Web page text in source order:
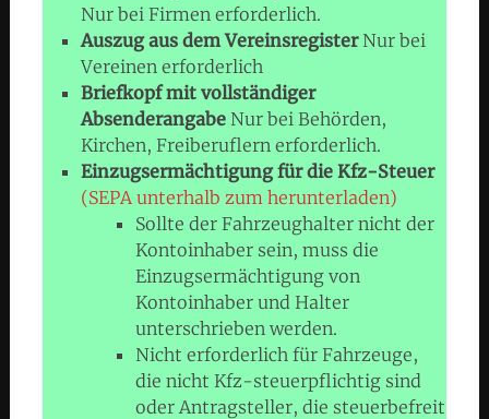
Nur bei Firmen erforderlich.
Auszug aus dem Vereinsregister Nur bei
Vereinen erforderlich
Briefkopf mit vollständiger
Absenderangabe Nur bei Behörden,
Kirchen, Freiberuflern erforderlich.
Einzugsermächtigung für die Kfz-Steuer
(SEPA unterhalb zum herunterladen)
Sollte der Fahrzeughalter nicht der
Kontoinhaber sein, muss die
Einzugsermächtigung von
Kontoinhaber und Halter
unterschrieben werden.
Nicht erforderlich für Fahrzeuge,
die nicht Kfz-steuerpflichtig sind
oder Antragsteller, die steuerbefreit